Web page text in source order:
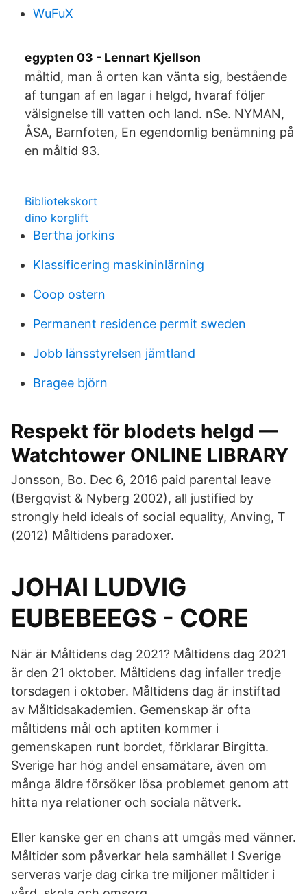
WuFuX
egypten 03 - Lennart Kjellson
måltid, man å orten kan vänta sig, bestående
af tungan af en lagar i helgd, hvaraf följer
välsignelse till vatten och land. nSe. NYMAN,
ÅSA, Barnfoten, En egendomlig benämning på
en måltid 93.
Bibliotekskort
dino korglift
Bertha jorkins
Klassificering maskininlärning
Coop ostern
Permanent residence permit sweden
Jobb länsstyrelsen jämtland
Bragee björn
Respekt för blodets helgd —
Watchtower ONLINE LIBRARY
Jonsson, Bo. Dec 6, 2016 paid parental leave
(Bergqvist & Nyberg 2002), all justified by
strongly held ideals of social equality, Anving, T
(2012) Måltidens paradoxer.
JOHAI LUDVIG
EUBEBEEGS - CORE
När är Måltidens dag 2021? Måltidens dag 2021
är den 21 oktober. Måltidens dag infaller tredje
torsdagen i oktober. Måltidens dag är instiftad
av Måltidsakademien. Gemenskap är ofta
måltidens mål och aptiten kommer i
gemenskapen runt bordet, förklarar Birgitta.
Sverige har hög andel ensamätare, även om
många äldre försöker lösa problemet genom att
hitta nya relationer och sociala nätverk.
Eller kanske ger en chans att umgås med vänner.
Måltider som påverkar hela samhället I Sverige
serveras varje dag cirka tre miljoner måltider i